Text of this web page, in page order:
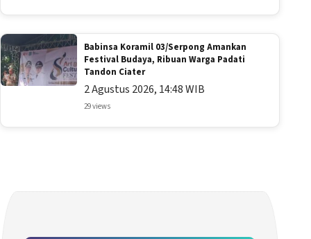
Babinsa Koramil 03/Serpong Amankan
Festival Budaya, Ribuan Warga Padati
Tandon Ciater
2 Agustus 2026, 14:48 WIB
29 views